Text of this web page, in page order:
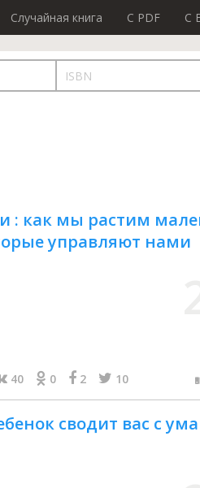
Случайная книга C PDF C
: как мы растим
управляют нами
40 0 2 10
сводит вас с ума